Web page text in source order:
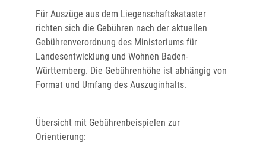
Für Auszüge aus dem Liegenschaftskataster
richten sich die Gebühren nach der aktuellen
Gebührenverordnung des Ministeriums für
Landesentwicklung und Wohnen Baden-
Württemberg. Die Gebührenhöhe ist abhängig von
Format und Umfang des Auszuginhalts.
Übersicht mit Gebührenbeispielen zur
Orientierung: